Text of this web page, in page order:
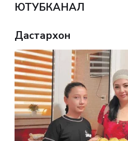
ЮТУБКАНАЛ
Дастархон